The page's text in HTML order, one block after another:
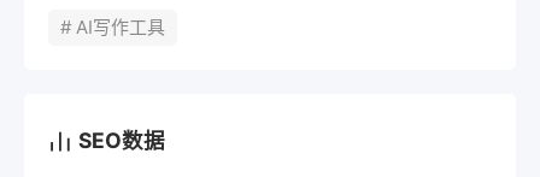
# AI写作工具
SEO数据